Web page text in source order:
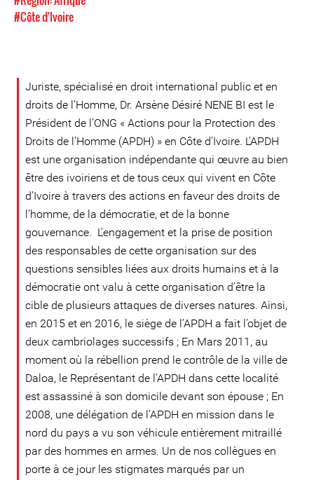
#Côte d'Ivoire
Juriste, spécialisé en droit international public et en
droits de l’Homme, Dr. Arsène Désiré NENE BI est le
Président de l’ONG « Actions pour la Protection des
Droits de l’Homme (APDH) » en Côte d’Ivoire. L'APDH
est une organisation indépendante qui œuvre au bien
être des ivoiriens et de tous ceux qui vivent en Côte
d’Ivoire à travers des actions en faveur des droits de
l’homme, de la démocratie, et de la bonne
gouvernance. L’engagement et la prise de position
des responsables de cette organisation sur des
questions sensibles liées aux droits humains et à la
démocratie ont valu à cette organisation d’être la
cible de plusieurs attaques de diverses natures. Ainsi,
en 2015 et en 2016, le siège de l’APDH a fait l’objet de
deux cambriolages successifs ; En Mars 2011, au
moment où la rébellion prend le contrôle de la ville de
Daloa, le Représentant de l’APDH dans cette localité
est assassiné à son domicile devant son épouse ; En
2008, une délégation de l’APDH en mission dans le
nord du pays a vu son véhicule entièrement mitraillé
par des hommes en armes. Un de nos collègues en
porte à ce jour les stigmates marqués par un